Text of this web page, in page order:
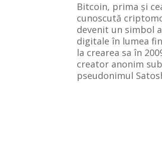
Bitcoin, prima și
cunoscută
devenit un simbol
digitale în lumea
la crearea sa în
creator anonim sub
pseudonimul